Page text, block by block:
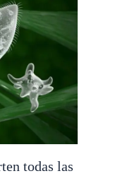
todas las